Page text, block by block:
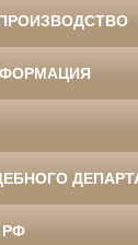
РФ